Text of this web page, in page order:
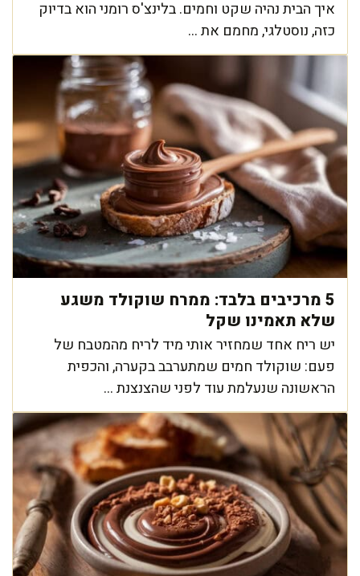
איך הבית נהיה שקט וחמים. בלינצ'ס רומני הוא בדיוק
כזה, נוסטלגי, מחמם את ...
5 מרכיבים בלבד: ממרח שוקולד משגע
שלא תאמינו שקל
יש ריח אחד שמחזיר אותי מיד לריח מהמטבח של
פעם: שוקולד חמים שמתערבב בקערה, והכפית
הראשונה שנעלמת עוד לפני שהצנצנת ...